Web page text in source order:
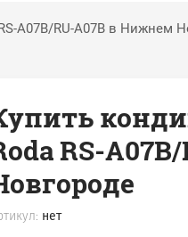
A07B/RU-A07B в Нижнем
RS-
нет